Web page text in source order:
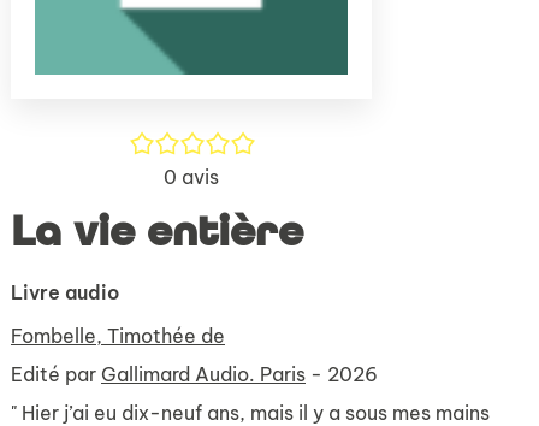
/5
0 avis
La vie entière
Livre audio
Fombelle, Timothée de
Edité par Gallimard Audio. Paris - 2026
" Hier j’ai eu dix-neuf ans, mais il y a sous mes mains